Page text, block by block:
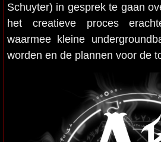
Schuyter) in gesprek te gaan
het creatieve proces
waarmee kleine
worden en de plannen voor de